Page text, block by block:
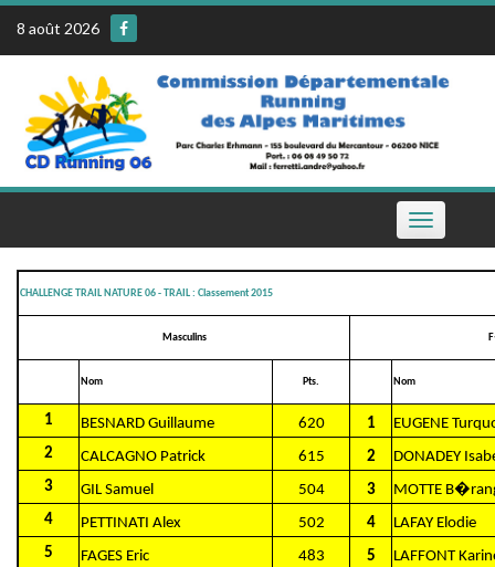
Skip
content
8 août 2026
Toggle
navigation
CHALLENGE TRAIL NATURE 06 - TRAIL : Classement 2015
Masculins
Nom Pts. Nom
1 BESNARD Guillaume 620 1
EUGENE
2
CALCAGNO Patrick 615 2
DONADEY
3
GIL Samuel 504 3
MOTTE
4
PETTINATI Alex 502 4
LAFAY Elodie
5
FAGES Eric 483 5
LAFFONT